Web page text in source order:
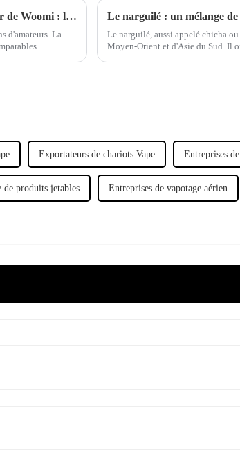
Améliorez votre expérience de vapotage avec le Regal Bar de Woomi : l'alternative ultime au narguilé
d'amateurs. La
Le narguilé : un mélange
Le narguilé, aussi appelé chicha
Moyen-Orient et d'Asie du Sud. Il
Exportateurs de chariots Vape Entreprises
de produits jetables Entreprises de vapotage aérien